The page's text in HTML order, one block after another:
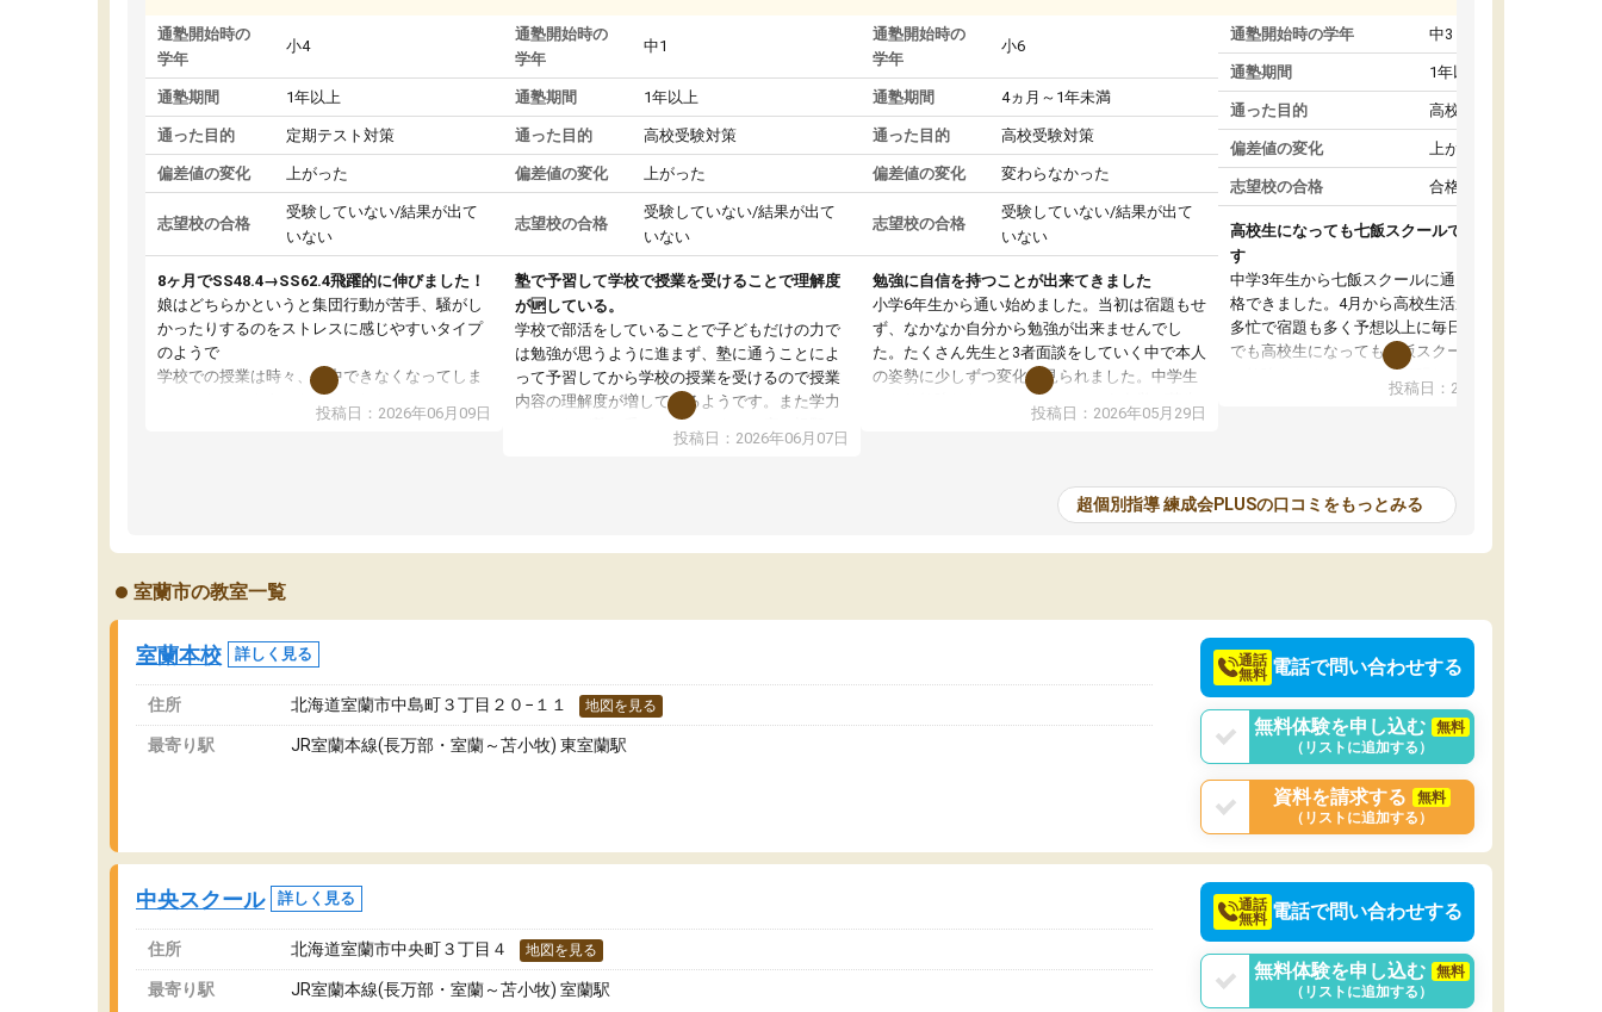
通塾開始時の
学年
小4
通塾期間 1年以上
通った目的 定期テスト対策
偏差値の変化 上がった
志望校の合格
受験していない/結果が出て
いない
8ヶ月でSS48.4→SS62.4飛躍的に伸びました！
娘はどちらかというと集団行動が苦手、騒がし
かったりするのをストレスに感じやすいタイプ
のようで
学校での授業は時々、集中できなくなってしま
っていたこともあったようでした。
その点練成会は個別指導なので、静かな環境の
です。
投稿日：2026年06月09日
通塾開始時の
学年
中1
通塾期間 1年以上
通った目的 高校受験対策
偏差値の変化 上がった
志望校の合格
受験していない/結果が出て
いない
塾で予習して学校で授業を受けることで理解度
が🆙している。
学校で部活をしていることで子どもだけの力で
は勉強が思うように進まず、塾に通うことによ
って予習してから学校の授業を受けるので授業
内容の理解度が増しているようです。また学力
テストなど塾で受けることによって広い視野で
自分の学力は今どのくらいなのか、他の学校へ
ているので、勉強への意欲へと更につながって
投稿日：2026年06月07日
通塾開始時の
学年
小6
通塾期間 4ヵ月～1年未満
通った目的 高校受験対策
偏差値の変化 変わらなかった
志望校の合格
受験していない/結果が出て
いない
勉強に自信を持つことが出来てきました
小学6年生から通い始めました。当初は宿題もせ
ず、なかなか自分から勉強が出来ませんでし
た。たくさん先生と3者面談をしていく中で本人
の姿勢に少しずつ変化が見られました。中学生
になり勉強しないといけないという自覚が芽生
え自ら進んで受講を増やして頑張っています。
ま自ら進んで計画的に勉強を頑張ってほしいな
投稿日：2026年05月29日
通塾開始時の学年 中3
通塾期間 1年以上
通った目的 高校受験対策
偏差値の変化 上がった
志望校の合格 合格した
高校生になっても七飯スクールで頑張っていま
す
中学3年生から七飯スクールに通って志望校に合
格できました。4月から高校生活が始まり部活も
多忙で宿題も多く予想以上に毎日が大変です。
でも高校生になっても七飯スクールに通うこと
で勉強をおろそかにせず頑張れていると思いま
す。塾に行けば自分より年下の子たちが頑張っ
いる先生たちが変わらずにいてくれてその励ま
しで頑張れます。時には休みたいと思うことも
投稿日：2026年05月15日
超個別指導 練成会PLUSの口コミをもっとみる
室蘭市の教室一覧
室蘭本校 詳しく見る
住所 北海道室蘭市中島町３丁目２０−１１ 地図を見る
最寄り駅 JR室蘭本線(長万部・室蘭～苫小牧) 東室蘭駅
通話
無料 電話で問い合わせする
無料体験を申し込む
無料
（リストに追加する）
資料を請求する
無料
（リストに追加する）
中央スクール 詳しく見る
住所 北海道室蘭市中央町３丁目４ 地図を見る
最寄り駅 JR室蘭本線(長万部・室蘭～苫小牧) 室蘭駅
通話
無料 電話で問い合わせする
無料体験を申し込む
無料
（リストに追加する）